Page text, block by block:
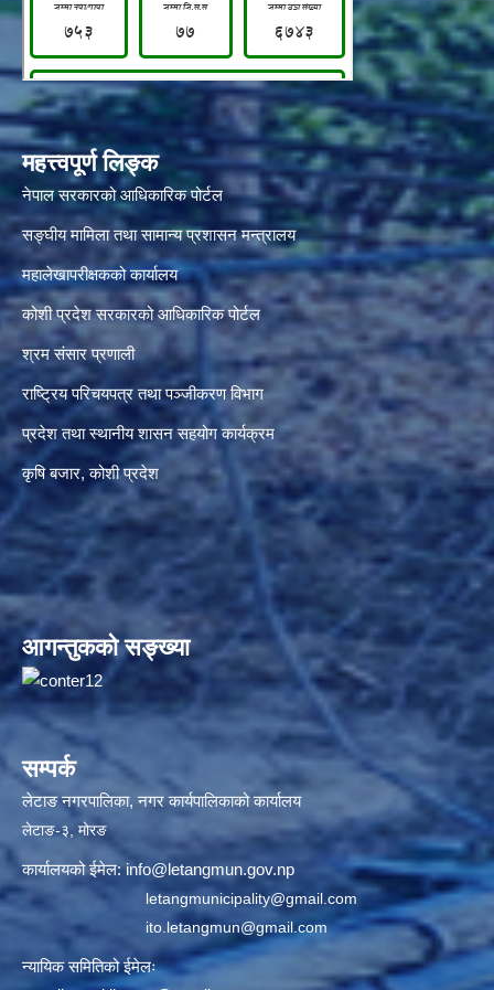
महत्त्वपूर्ण लिङ्क
नेपाल सरकारको आधिकारिक पोर्टल
सङ्‍घीय मामिला तथा सामान्य प्रशासन मन्त्रालय
महालेखापरीक्षकको कार्यालय
कोशी प्रदेश सरकारको आधिकारिक पोर्टल
श्रम संसार प्रणाली
राष्ट्रिय परिचयपत्र तथा पञ्जीकरण विभाग
प्रदेश तथा स्थानीय शासन सहयोग कार्यक्रम
कृषि बजार, कोशी प्रदेश
आगन्तुकको सङ्ख्या
सम्पर्क
लेटाङ नगरपालिका, नगर कार्यपालिकाको कार्यालय
लेटाङ-३, मोरङ
कार्यालयको ईमेल:info@letangmun.gov.np
letangmunicipality@gmail.com
ito.letangmun@gmail.com
न्यायिक समितिको ईमेलः